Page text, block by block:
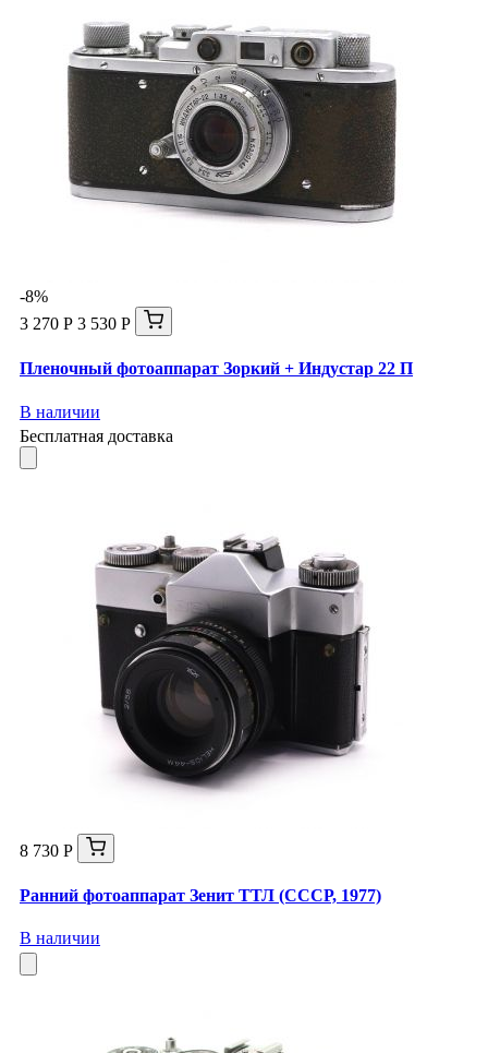
-8%
3 270 Р 3 530 Р
Пленочный фотоаппарат Зоркий + Индустар 22 П
В наличии
Бесплатная доставка
8 730 Р
Ранний фотоаппарат Зенит ТТЛ (СССР, 1977)
В наличии